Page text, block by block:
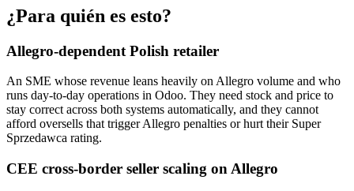
¿Para quién es esto?
Allegro-dependent Polish retailer
An SME whose revenue leans heavily on Allegro volume and who
runs day-to-day operations in Odoo. They need stock and price to
stay correct across both systems automatically, and they cannot
afford oversells that trigger Allegro penalties or hurt their Super
Sprzedawca rating.
CEE cross-border seller scaling on Allegro